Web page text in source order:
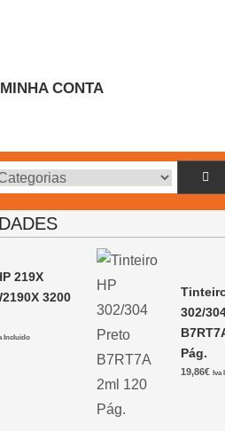
MINHA CONTA
219X
3200
Incluido
302/
Pág.
19,86€ Iva